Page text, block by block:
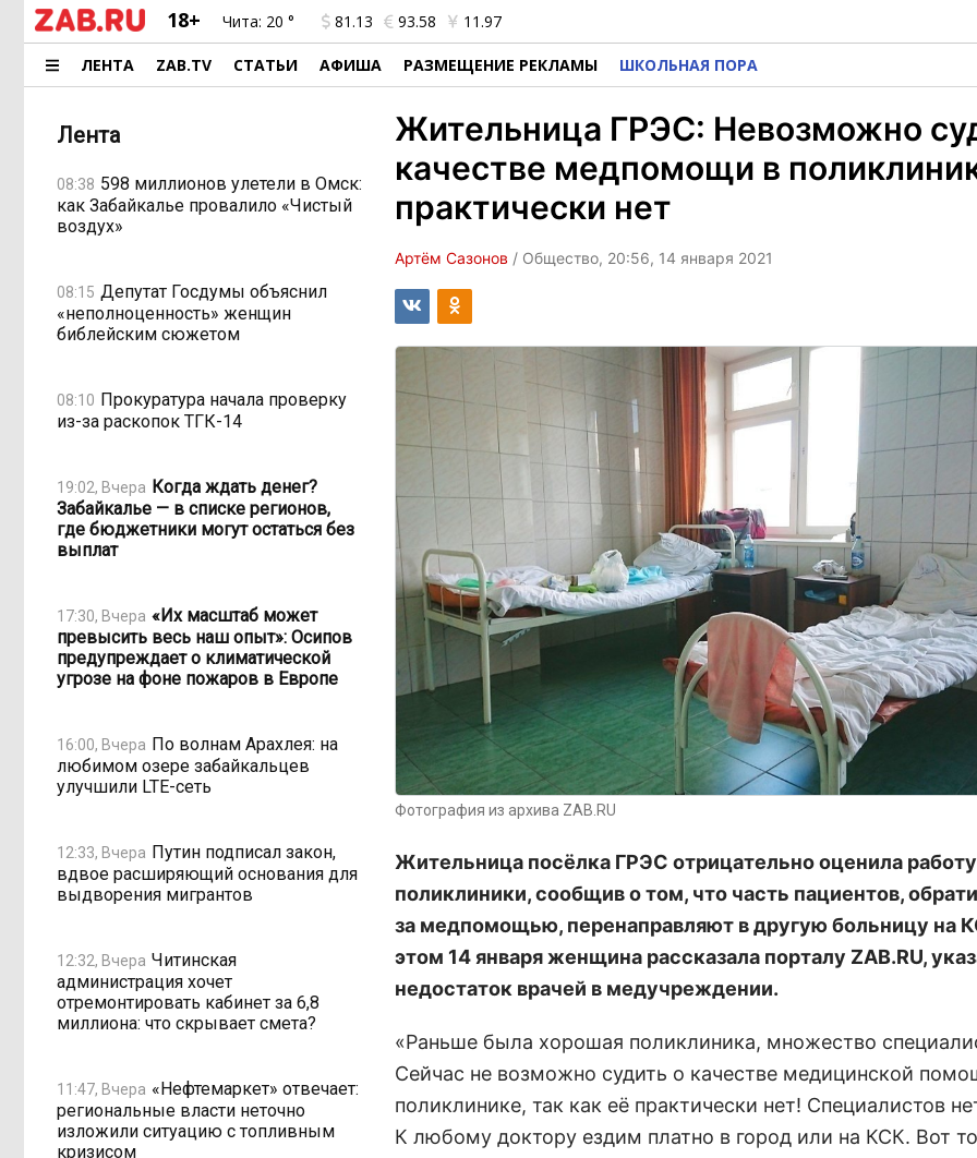
18+ Чита: 20 ° 81.13 93.58 11.97
ЛЕНТА ZAB.TV СТАТЬИ АФИША РАЗМЕЩЕНИЕ РЕКЛАМЫ ШКОЛЬНАЯ ПОРА
Лента
08:38 598 миллионов улетели в Омск:
как Забайкалье провалило «Чистый
воздух»
08:15 Депутат Госдумы объяснил
«неполноценность» женщин
библейским сюжетом
08:10 Прокуратура начала проверку
из-за раскопок ТГК-14
19:02, Вчера Когда ждать денег?
Забайкалье — в списке регионов,
где бюджетники могут остаться без
выплат
17:30, Вчера «Их масштаб может
превысить весь наш опыт»: Осипов
предупреждает о климатической
угрозе на фоне пожаров в Европе
16:00, Вчера По волнам Арахлея: на
любимом озере забайкальцев
улучшили LTE-сеть
12:33, Вчера Путин подписал закон,
вдвое расширяющий основания для
выдворения мигрантов
12:32, Вчера Читинская
администрация хочет
отремонтировать кабинет за 6,8
миллиона: что скрывает смета?
11:47, Вчера «Нефтемаркет» отвечает:
региональные власти неточно
изложили ситуацию с топливным
кризисом
Жительница ГРЭС: Невозможно
качестве медпомощи в
практически нет
Артём Сазонов / Общество, 20:56, 14 января 2021
Фотография из архива ZAB.RU
Жительница посёлка ГРЭС отрицательно оценила
поликлиники, сообщив о том, что часть пациентов,
за медпомощью, перенаправляют в другую больницу на
этом 14 января женщина рассказала порталу ZAB.RU,
недостаток врачей в медучреждении.
«Раньше была хорошая поликлиника, множество
Сейчас не возможно судить о качестве медицинской
поликлинике, так как её практически нет! Специалистов
К любому доктору ездим платно в город или на КСК. Вот